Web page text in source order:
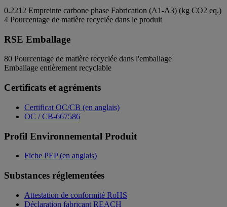
0.2212 Empreinte carbone phase Fabrication (A1-A3) (kg CO2 eq.)
4 Pourcentage de matière recyclée dans le produit
RSE Emballage
80 Pourcentage de matière recyclée dans l'emballage
Emballage entièrement recyclable
Certificats et agréments
Certificat OC/CB (en anglais)
OC / CB-667586
Profil Environnemental Produit
Fiche PEP (en anglais)
Substances réglementées
Attestation de conformité RoHS
Déclaration fabricant REACH